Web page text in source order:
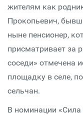
жителям как
Прокопьевич,
ныне пенсионер,
присматривает за
соседи» отмечена
площадку в селе,
сельчан.
В номинации